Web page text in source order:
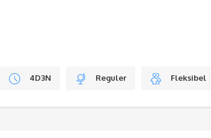
4D3N Reguler Fleksibel